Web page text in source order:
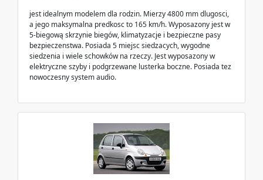
jest idealnym modelem dla rodzin. Mierzy 4800 mm dlugosci,
a jego maksymalna predkosc to 165 km/h. Wyposazony jest w
5-biegową skrzynie biegów, klimatyzacje i bezpieczne pasy
bezpieczenstwa. Posiada 5 miejsc siedzacych, wygodne
siedzenia i wiele schowków na rzeczy. Jest wyposazony w
elektryczne szyby i podgrzewane lusterka boczne. Posiada tez
nowoczesny system audio.